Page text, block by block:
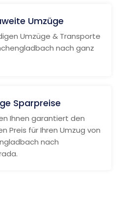
Umzüge
Umzüge & Transporte
nach ganz
Sparpreise
Ihnen garantiert den
Preis für Ihren Umzug von
nach